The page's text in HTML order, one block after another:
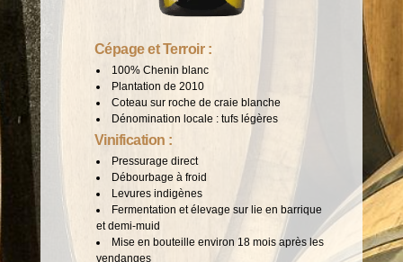
Cépage et Terroir :
100% Chenin blanc
Plantation de 2010
Coteau sur roche de craie blanche
Dénomination locale : tufs légères
Vinification :
Pressurage direct
Débourbage à froid
Levures indigènes
Fermentation et élevage sur lie en barrique
et demi-muid
Mise en bouteille environ 18 mois après les
vendanges